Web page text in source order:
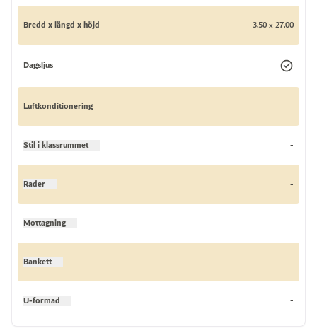
Bredd x längd x höjd 3,50 x 27,00
Dagsljus
Luftkonditionering
Stil i klassrummet -
Rader -
Mottagning -
Bankett -
U-formad -